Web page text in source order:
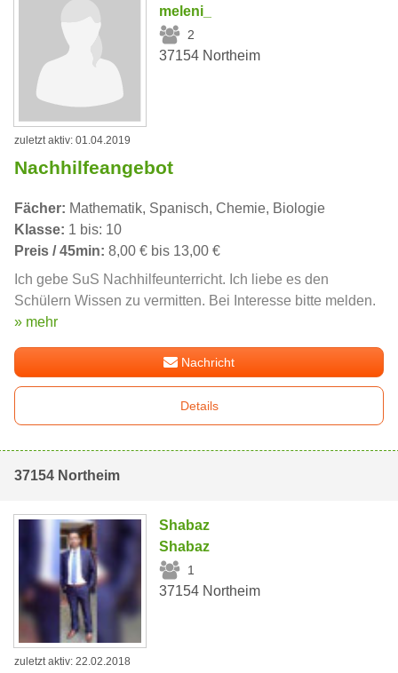
meleni_
2
37154 Northeim
zuletzt aktiv: 01.04.2019
Nachhilfeangebot
Fächer: Mathematik, Spanisch, Chemie, Biologie
Klasse: 1 bis: 10
Preis / 45min: 8,00 € bis 13,00 €
Ich gebe SuS Nachhilfeunterricht. Ich liebe es den
Schülern Wissen zu vermitten. Bei Interesse bitte melden.
» mehr
Nachricht
Details
37154 Northeim
Shabaz
Shabaz
1
37154 Northeim
zuletzt aktiv: 22.02.2018